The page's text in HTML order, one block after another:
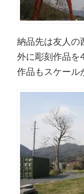
納品先は友人の
外に彫刻作品を
作品もスケール